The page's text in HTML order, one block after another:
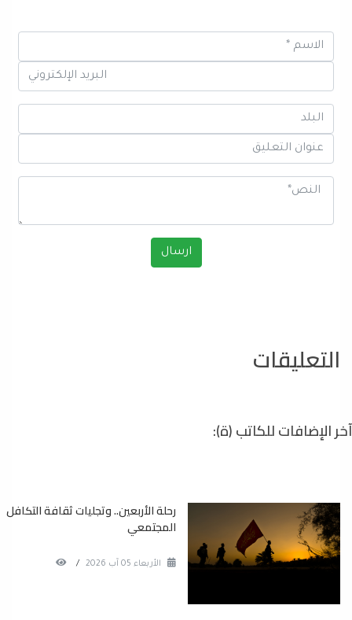
التعليقات
آخر الإضافات للكاتب (ة):
رحلة الأربعين.. وتجليات ثقافة التكافل
المجتمعي
الأربعاء 05 آب 2026 /